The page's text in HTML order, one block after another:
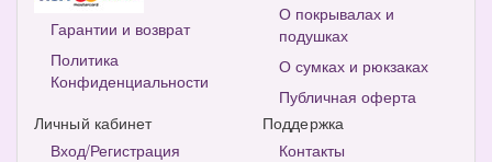
Гарантии и возврат
Политика
Конфиденциальности
О покрывалах и
подушках
О сумках и рюкзаках
Публичная оферта
Личный кабинет
Вход/Регистрация
Поддержка
Контакты